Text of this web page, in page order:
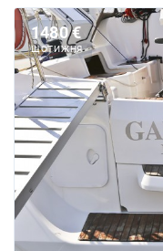
1480 €
ЩОТИЖНЯ